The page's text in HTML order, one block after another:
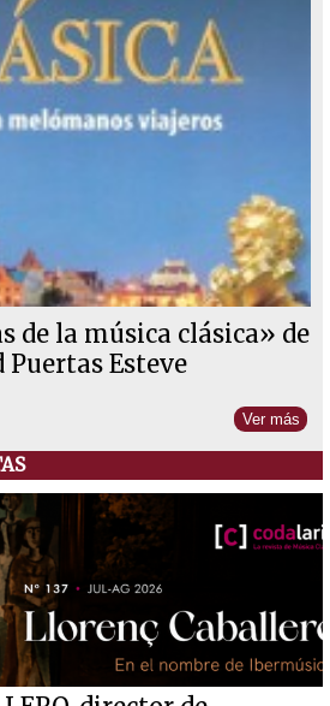
de la música clásica» de
Puertas Esteve
Ver más